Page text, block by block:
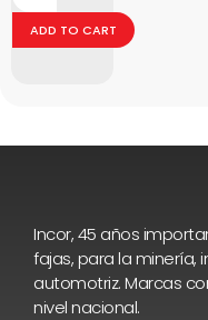
ADD TO CART
Incor, 45 años
fajas, para la minería,
automotriz. Marcas
nivel nacional.